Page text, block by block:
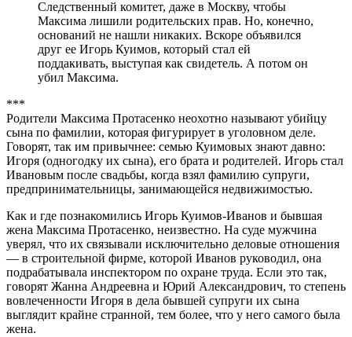
Следственный комитет, даже в Москву, чтобы
Максима лишили родительских прав. Но, конечно,
оснований не нашли никаких. Вскоре объявился
друг ее Игорь Куимов, который стал ей
поддакивать, выступая как свидетель. А потом он
убил Максима.
***
Родители Максима Протасенко неохотно называют убийцу
сына по фамилии, которая фигурирует в уголовном деле.
Говорят, так им привычнее: семью Куимовых знают давно:
Игоря (одногодку их сына), его брата и родителей. Игорь стал
Ивановым после свадьбы, когда взял фамилию супруги,
предпринимательницы, занимающейся недвижимостью.
Как и где познакомились Игорь Куимов-Иванов и бывшая
жена Максима Протасенко, неизвестно. На суде мужчина
уверял, что их связывали исключительно деловые отношения
— в строительной фирме, которой Иванов руководил, она
подрабатывала инспектором по охране труда. Если это так,
говорят Жанна Андреевна и Юрий Александрович, то степень
вовлеченности Игоря в дела бывшей супруги их сына
выглядит крайне странной, тем более, что у него самого была
жена.